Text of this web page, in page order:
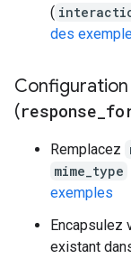
(
des
(response
Remplacez
mime_type
exemples
Encapsulez
existant